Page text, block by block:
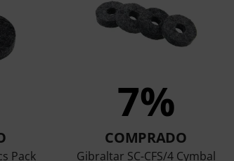
Pack
7%
COMPRADO
Gibraltar SC-CFS/4 Cymbal